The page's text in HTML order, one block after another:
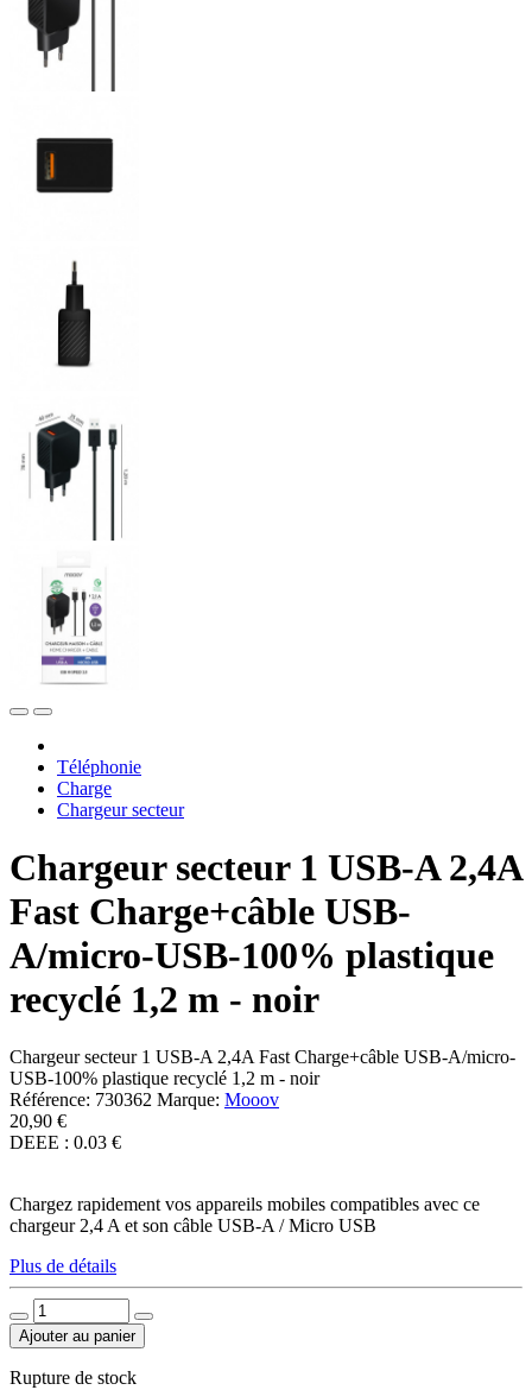
Téléphonie
Charge
Chargeur secteur
Chargeur secteur 1 USB-A 2,4A
Fast Charge+câble USB-
A/micro-USB-100% plastique
recyclé 1,2 m - noir
Chargeur secteur 1 USB-A 2,4A Fast Charge+câble USB-A/micro-
USB-100% plastique recyclé 1,2 m - noir
Référence: 730362 Marque: Mooov
20,90 €
DEEE : 0.03 €
Chargez rapidement vos appareils mobiles compatibles avec ce
chargeur 2,4 A et son câble USB-A / Micro USB
Plus de détails
Ajouter au panier
Rupture de stock